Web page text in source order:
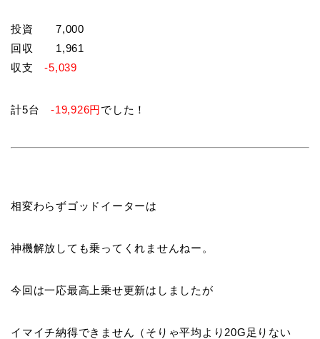
投資 7,000
回収 1,961
収支-5,039
計5台-19,926円でした！
相変わらずゴッドイーターは
神機解放しても乗ってくれませんねー。
今回は一応最高上乗せ更新はしましたが
イマイチ納得できません（そりゃ平均より20G足りない